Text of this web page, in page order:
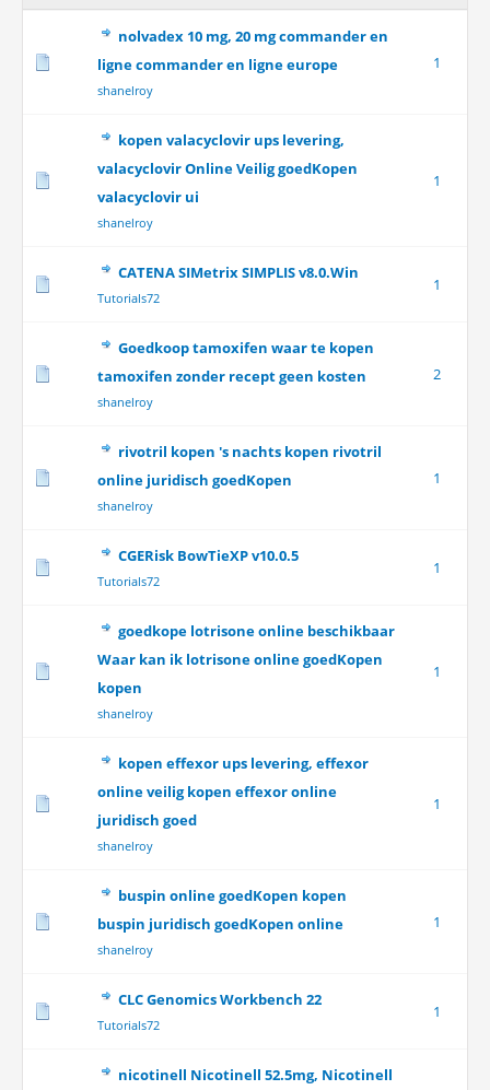
nolvadex 10 mg, 20 mg commander en
ligne commander en ligne europe
shanelroy
1
kopen valacyclovir ups levering,
valacyclovir Online Veilig goedKopen
valacyclovir ui
shanelroy
1
CATENA SIMetrix SIMPLIS v8.0.Win
Tutorials72
1
Goedkoop tamoxifen waar te kopen
tamoxifen zonder recept geen kosten
shanelroy
2
rivotril kopen 's nachts kopen rivotril
online juridisch goedKopen
shanelroy
1
CGERisk BowTieXP v10.0.5
Tutorials72
1
goedkope lotrisone online beschikbaar
Waar kan ik lotrisone online goedKopen
kopen
shanelroy
1
kopen effexor ups levering, effexor
online veilig kopen effexor online
juridisch goed
shanelroy
1
buspin online goedKopen kopen
buspin juridisch goedKopen online
shanelroy
1
CLC Genomics Workbench 22
Tutorials72
1
nicotinell Nicotinell 52.5mg, Nicotinell